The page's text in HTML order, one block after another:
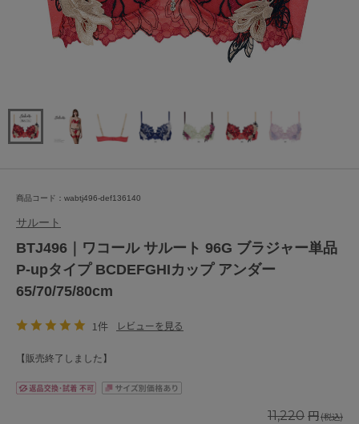
商品コード：wabtj496-def136140
サルート
BTJ496｜ワコール サルート 96G ブラジャー単品
P-upタイプ BCDEFGHIカップ アンダー
65/70/75/80cm
1件 レビューを見る
【販売終了しました】
11,220 円(税込)